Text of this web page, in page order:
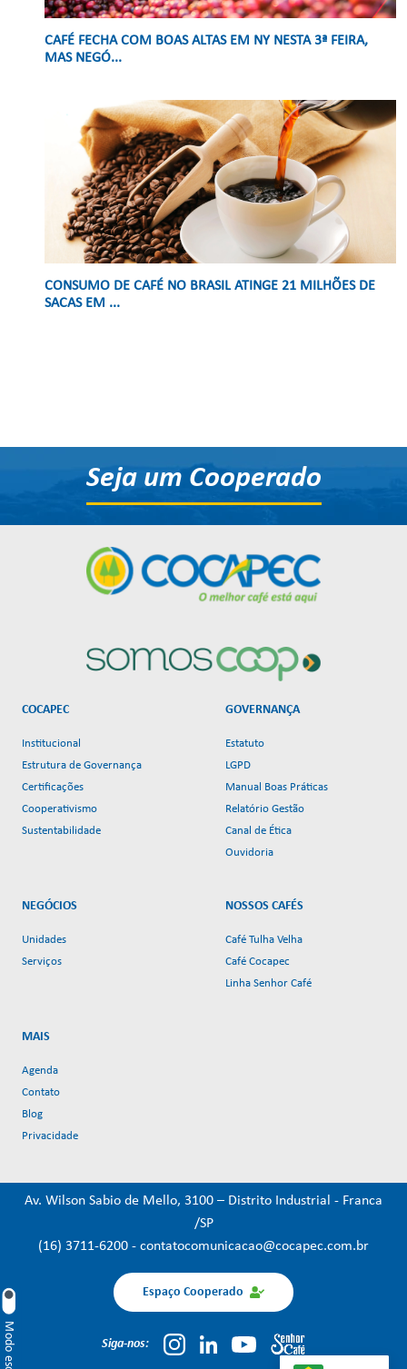
CAFÉ FECHA COM BOAS ALTAS EM NY NESTA 3ª FEIRA,
MAS NEGÓ...
CONSUMO DE CAFÉ NO BRASIL ATINGE 21 MILHÕES DE
SACAS EM ...
Seja um Cooperado
COCAPEC
Institucional
Estrutura de Governança
Certificações
Cooperativismo
Sustentabilidade
GOVERNANÇA
Estatuto
LGPD
Manual Boas Práticas
Relatório Gestão
Canal de Ética
Ouvidoria
NEGÓCIOS
Unidades
Serviços
NOSSOS CAFÉS
Café Tulha Velha
Café Cocapec
Linha Senhor Café
MAIS
Agenda
Contato
Blog
Privacidade
Av. Wilson Sabio de Mello, 3100 – Distrito Industrial - Franca
/SP
(16) 3711-6200 - contatocomunicacao@cocapec.com.br
Espaço Cooperado
Siga-nos: